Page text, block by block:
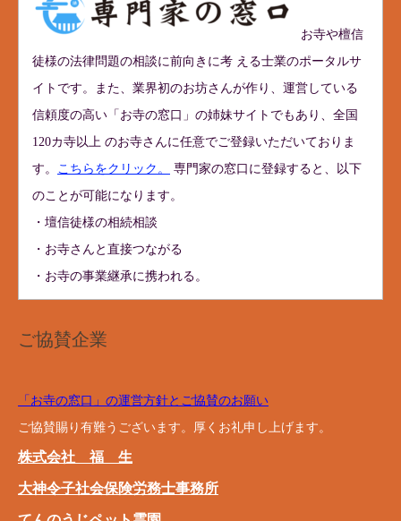
お寺や檀信
徒様の法律問題の相談に前向きに考 える士業のポータルサ
イトです。また、業界初のお坊さんが作り、運営している
信頼度の高い「お寺の窓口」の姉妹サイトでもあり、全国
120カ寺以上 のお寺さんに任意でご登録いただいておりま
す。
こちらをクリック。
専門家の窓口に登録すると、以下
のことが可能になります。
・壇信徒様の相続相談
・お寺さんと直接つながる
・お寺の事業継承に携われる。
ご協賛企業
「お寺の窓口」の運営方針とご協賛のお願い
ご協賛賜り有難うございます。厚くお礼申し上げます。
株式会社 福 生
大神令子社会保険労務士事務所